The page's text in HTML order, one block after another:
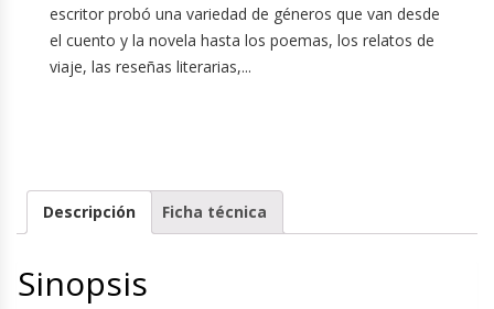
escritor probó una variedad de géneros que van desde
el cuento y la novela hasta los poemas, los relatos de
viaje, las reseñas literarias,...
Descripción Ficha técnica
Sinopsis